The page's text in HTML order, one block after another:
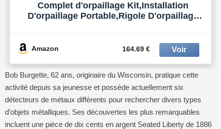
Complet d'orpaillage Kit,Installation
D'orpaillage Portable,Rigole D'orpaillage
l'extraction d'or dans Les Rivières
Amazon 164.69 €
Bob Burgette, 62 ans, originaire du Wisconsin, pratique cette
activité depuis sa jeunesse et possède actuellement six
détecteurs de métaux différents pour rechercher divers types
d’objets métalliques. Ses découvertes les plus remarquables
incluent une pièce de dix cents en argent Seated Liberty de 1886